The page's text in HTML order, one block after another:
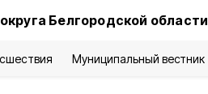
Белгородской области
Муниципальный вестник